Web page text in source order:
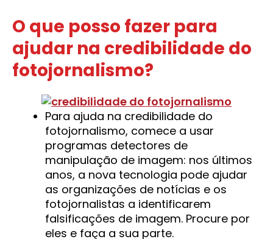
O que posso fazer para
ajudar na credibilidade do
fotojornalismo?
Para ajuda na credibilidade do
fotojornalismo, comece a usar
programas detectores de
manipulação de imagem: nos últimos
anos, a nova tecnologia pode ajudar
as organizações de notícias e os
fotojornalistas a identificarem
falsificações de imagem. Procure por
eles e faça a sua parte.